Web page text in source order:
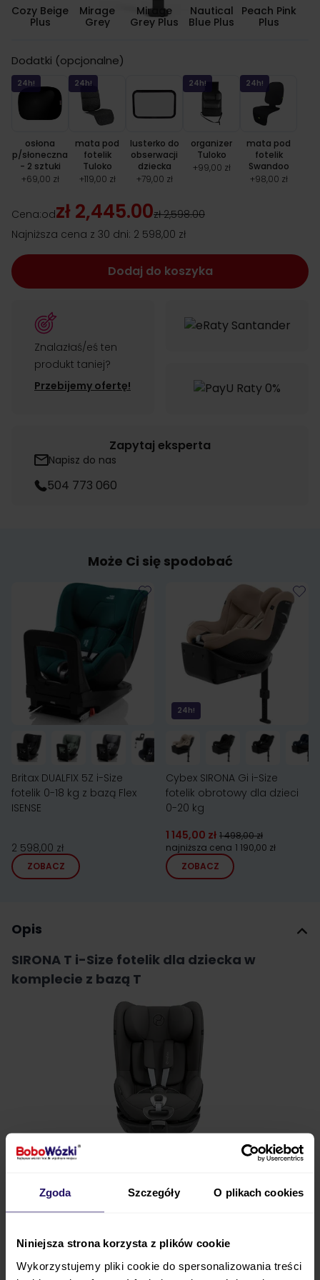
Zgoda Szczegóły O plikach cookies
Niniejsza strona korzysta z plików cookie
Wykorzystujemy pliki cookie do spersonalizowania treści
Cozy Beige
Plus
Mirage
Grey
Mirage
Grey Plus
Nautical
Blue Plus
Peach Pink
Plus
Dodatki (opcjonalne)
24h!
osłona
p/słoneczna
- 2 sztuki
+69,00 zł
24h!
mata pod
fotelik
Tuloko
+119,00 zł
lusterko do
obserwacji
dziecka
+79,00 zł
24h!
organizer
Tuloko
+99,00 zł
24h!
mata pod
fotelik
Swandoo
+98,00 zł
Cena:odzł 2,445.00zł 2,598.00
Najniższa cena z 30 dni: 2 598,00 zł
Dodaj do koszyka
Znalazłaś/eś ten
produkt taniej?
Przebijemy ofertę!
Zapytaj eksperta
Napisz do nas
504 773 060
Może Ci się spodobać
Britax DUALFIX 5Z i-Size
fotelik 0-18 kg z bazą Flex
ISENSE
2 598,00 zł
ZOBACZ
24h!
Cybex SIRONA Gi i-Size
fotelik obrotowy dla dzieci
0-20 kg
1 145,00 zł 1 498,00 zł
najniższa cena 1 190,00 zł
ZOBACZ
Opis
SIRONA T i-Size fotelik dla dziecka w
komplecie z bazą T
CYBEXSirona T i-Sizeto najnowsza wersja
popularnegomodelu Sirona , który zdobył zaufanie